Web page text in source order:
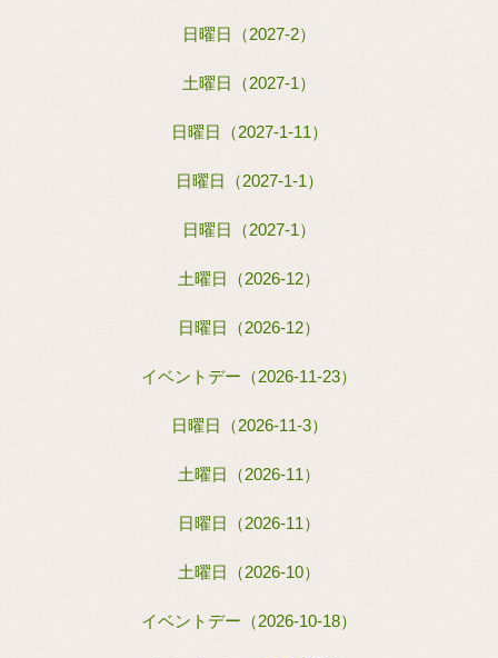
日曜日（2027-2）
土曜日（2027-1）
日曜日（2027-1-11）
日曜日（2027-1-1）
日曜日（2027-1）
土曜日（2026-12）
日曜日（2026-12）
イベントデー（2026-11-23）
日曜日（2026-11-3）
土曜日（2026-11）
日曜日（2026-11）
土曜日（2026-10）
イベントデー（2026-10-18）